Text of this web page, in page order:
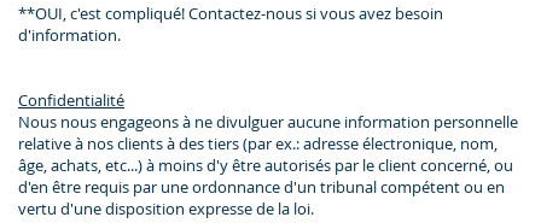
**OUI, c'est compliqué! Contactez-nous si vous avez besoin
d'information.
Confidentialité
Nous nous engageons à ne divulguer aucune information personnelle
relative à nos clients à des tiers (par ex.: adresse électronique, nom,
âge, achats, etc...) à moins d'y être autorisés par le client concerné, ou
d'en être requis par une ordonnance d'un tribunal compétent ou en
vertu d'une disposition expresse de la loi.